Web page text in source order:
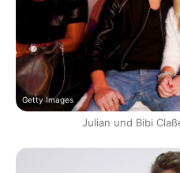
Getty Images
Julian und Bibi